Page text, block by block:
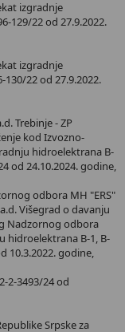
izgradnje
129/22 od 27.9.2022.
izgradnje
22 od 27.9.2022.
Trebinje - ZP
kod Izvozno-
hidroelektrana B-
od 24.10.2024. godine,
odbora MH "ERS"
Višegrad o davanju
Nadzornog odbora
hidroelektrana B-1, B-
10.3.2022. godine,
2-3493/24 od
Srpske za